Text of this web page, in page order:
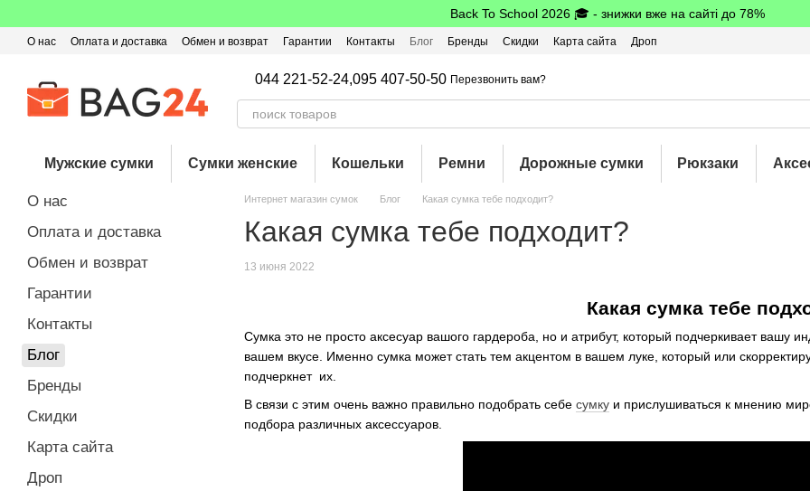
Back To School 2026 🎓 - знижки вже на сайті до 78%
О нас Оплата и доставка Обмен и возврат Гарантии Контакты Блог Бренды Скидки Карта сайта
Дроп
044 221-52-24,095 407-50-50 Перезвонить вам?
Мужские сумки Сумки женские Кошельки Ремни Дорожные сумки Рюкзаки
Интернет магазин сумок Блог Какая сумка тебе подходит?
Какая сумка тебе подходит?
13 июня 2022
Какая сумка тебе
Сумка это не просто аксесуар вашого гардероба, но и атрибут, который подчеркивает вашу
вашем вкусе. Именно сумка может стать тем акцентом в вашем луке, который или
подчеркнет их.
В связи с этим очень важно правильно подобрать себе сумку и прислушиваться к мнению
подбора различных аксессуаров.
О нас
Оплата и доставка
Обмен и возврат
Гарантии
Контакты
Блог
Бренды
Скидки
Карта сайта
Дроп